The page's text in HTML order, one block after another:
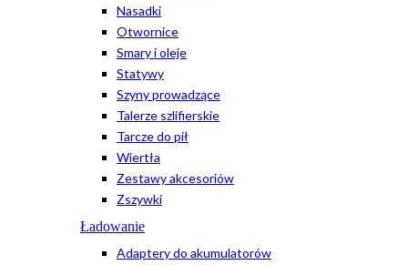
Nasadki
Otwornice
Smary i oleje
Statywy
Szyny prowadzące
Talerze szlifierskie
Tarcze do pił
Wiertła
Zestawy akcesoriów
Zszywki
Ładowanie
Adaptery do akumulatorów